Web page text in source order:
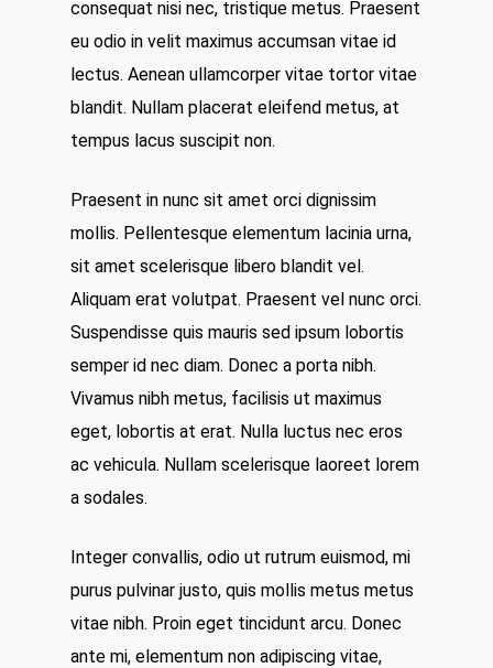
consequat nisi nec, tristique metus. Praesent
eu odio in velit maximus accumsan vitae id
lectus. Aenean ullamcorper vitae tortor vitae
blandit. Nullam placerat eleifend metus, at
tempus lacus suscipit non.
Praesent in nunc sit amet orci dignissim
mollis. Pellentesque elementum lacinia urna,
sit amet scelerisque libero blandit vel.
Aliquam erat volutpat. Praesent vel nunc orci.
Suspendisse quis mauris sed ipsum lobortis
semper id nec diam. Donec a porta nibh.
Vivamus nibh metus, facilisis ut maximus
eget, lobortis at erat. Nulla luctus nec eros
ac vehicula. Nullam scelerisque laoreet lorem
a sodales.
Integer convallis, odio ut rutrum euismod, mi
purus pulvinar justo, quis mollis metus metus
vitae nibh. Proin eget tincidunt arcu. Donec
ante mi, elementum non adipiscing vitae,